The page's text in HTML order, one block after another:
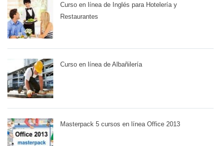
Curso en línea de Inglés para Hotelería y
Restaurantes
Curso en línea de Albañilería
Masterpack 5 cursos en línea Office 2013